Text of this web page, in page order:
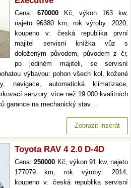
Cena: 670000Kč, výkon 163 kw,
najeto 96380 km, rok výroby: 2020,
koupeno v: česká republika první
majitel servisní knížka vůz s
doloženým původem, původem z čr,
po jediném majiteli, se servisní
výbavou: pohon všech kol, kožené
navigace, automatická klimatizace,
senzory. více než 19 000 kvalitních
garance na mechanický stav…
Zobrazit inzerát
Toyota RAV 4 2.0 D-4D
Cena:250000 Kč, výkon 91 kw, najeto
177079 km, rok výroby: 2014,
koupeno v: česká republika servisní